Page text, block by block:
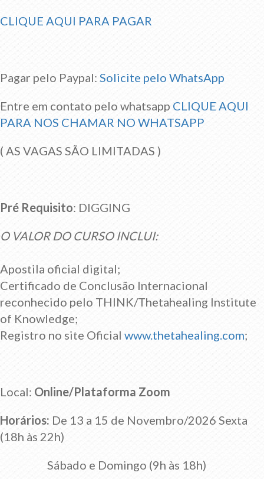
CLIQUE AQUI PARA PAGAR
Pagar pelo Paypal: Solicite pelo WhatsApp
Entre em contato pelo whatsapp CLIQUE AQUI
PARA NOS CHAMAR NO WHATSAPP
( AS VAGAS SÃO LIMITADAS )
Pré Requisito: DIGGING
O VALOR DO CURSO INCLUI:
Apostila oficial digital;
Certificado de Conclusão Internacional
reconhecido pelo THINK/Thetahealing Institute
of Knowledge;
Registro no site Oficial www.thetahealing.com;
Local: Online/Plataforma Zoom
Horários: De 13 a 15 de Novembro/2026 Sexta
(18h às 22h)
Sábado e Domingo (9h às 18h)